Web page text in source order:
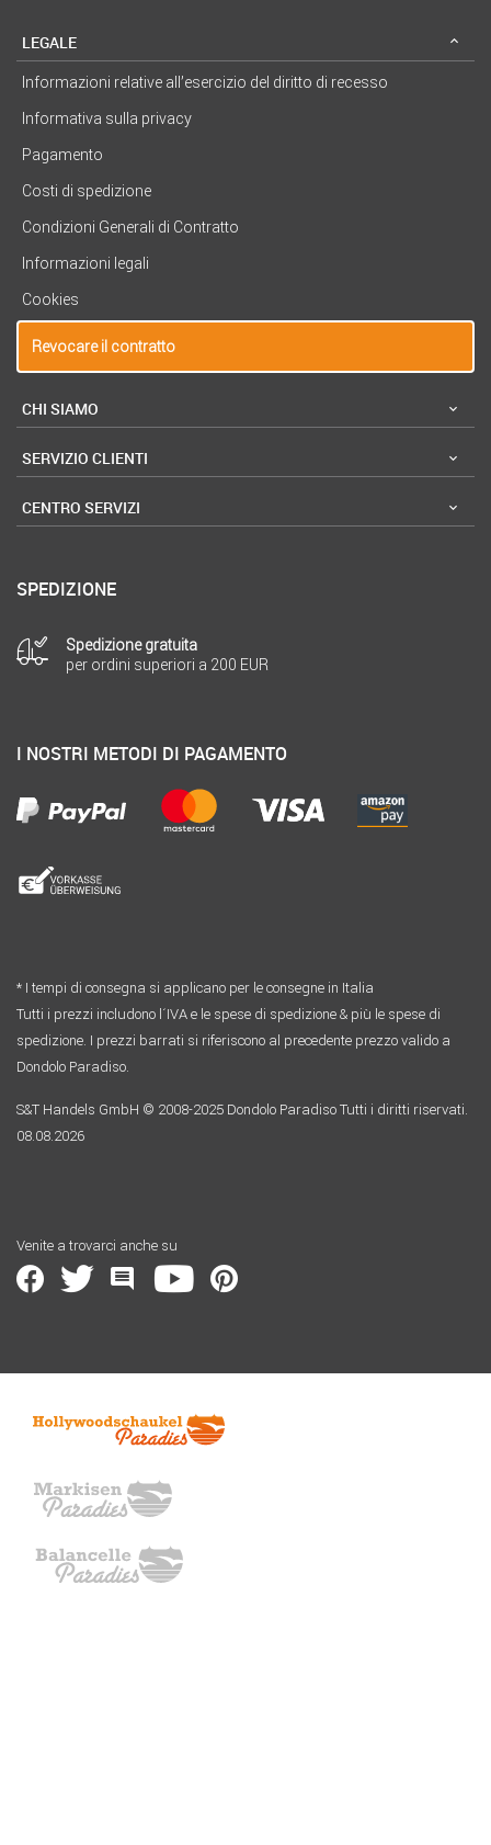
LEGALE
Informazioni relative all’esercizio del diritto di recesso
Informativa sulla privacy
Pagamento
Costi di spedizione
Condizioni Generali di Contratto
Informazioni legali
Cookies
Revocare il contratto
CHI SIAMO
SERVIZIO CLIENTI
CENTRO SERVIZI
SPEDIZIONE
Spedizione gratuita
per ordini superiori a 200 EUR
I NOSTRI METODI DI PAGAMENTO
* I tempi di consegna si applicano per le consegne in Italia
Tutti i prezzi includono l´IVA e le spese di spedizione & più le spese di
spedizione. I prezzi barrati si riferiscono al precedente prezzo valido a
Dondolo Paradiso.
S&T Handels GmbH © 2008-2025 Dondolo Paradiso Tutti i diritti riservati.
08.08.2026
Venite a trovarci anche su